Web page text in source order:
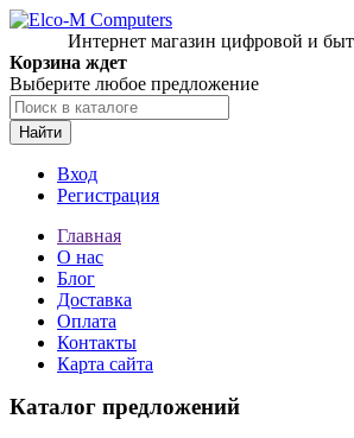
Интернет магазин цифровой и
Корзина ждет
Выберите любое предложение
Найти
Вход
Регистрация
Главная
О нас
Блог
Доставка
Оплата
Контакты
Карта сайта
Каталог предложений